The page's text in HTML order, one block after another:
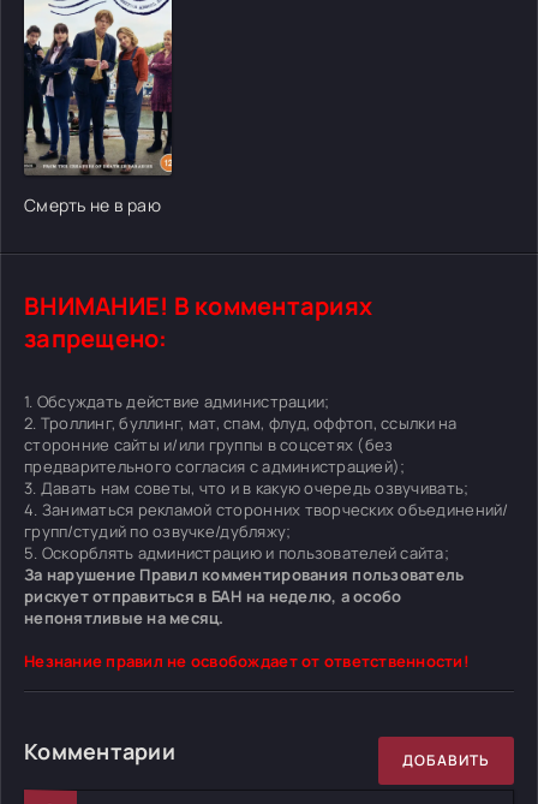
[/xfgiven_cvh_poster_urlcvh_poster_url]
Смерть не в раю
ВНИМАНИЕ! В комментариях
запрещено:
1. Обсуждать действие администрации;
2. Троллинг, буллинг, мат, спам, флуд, оффтоп, ссылки на
сторонние сайты и/или группы в соцсетях (без
предварительного согласия с администрацией);
3. Давать нам советы, что и в какую очередь озвучивать;
4. Заниматься рекламой сторонних творческих объединений/
групп/студий по озвучке/дубляжу;
5. Оскорблять администрацию и пользователей сайта;
За нарушение Правил комментирования пользователь
рискует отправиться в БАН на неделю, а особо
непонятливые на месяц.
Незнание правил не освобождает от ответственности!
Комментарии ДОБАВИТЬ